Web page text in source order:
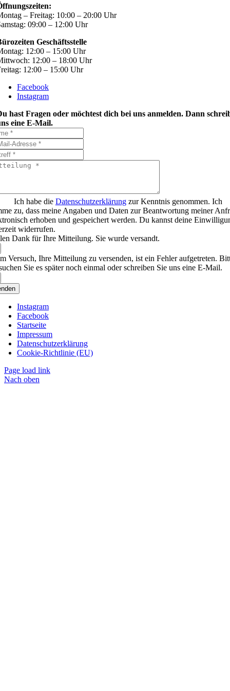
– Freitag: 10:00 – 20:00 Uhr
09:00 – 12:00 Uhr
Geschäftsstelle
12:00 – 15:00 Uhr
12:00 – 18:00 Uhr
12:00 – 15:00 Uhr
Facebook
Instagram
hast Fragen oder möchtest dich bei uns anmelden. Dann
eine E-Mail.
Ich habe die Datenschutzerklärungzur Kenntnis genommen. Ich
zu, dass meine Angaben und Daten zur Beantwortung meiner
erhoben und gespeichert werden. Du kannst deine
widerrufen.
Dank für Ihre Mitteilung. Sie wurde versandt.
Versuch, Ihre Mitteilung zu versenden, ist ein Fehler aufgetreten.
Sie es später noch einmal oder schreiben Sie uns eine E-Mail.
Instagram
Facebook
Startseite
Impressum
Datenschutzerklärung
Cookie-Richtlinie (EU)
Page load link
Nach oben